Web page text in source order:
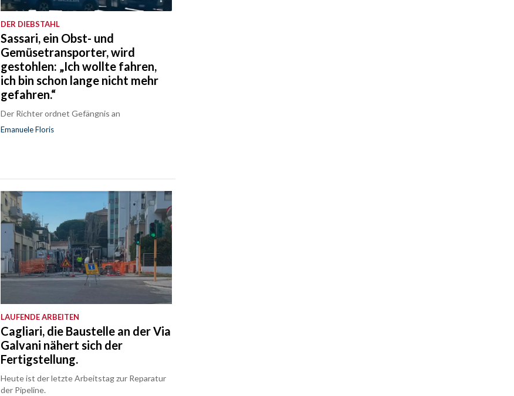
DER DIEBSTAHL
Sassari, ein Obst- und
Gemüsetransporter, wird
gestohlen: „Ich wollte fahren,
ich bin schon lange nicht mehr
gefahren.“
Der Richter ordnet Gefängnis an
Emanuele Floris
LAUFENDE ARBEITEN
Cagliari, die Baustelle an der Via
Galvani nähert sich der
Fertigstellung.
Heute ist der letzte Arbeitstag zur Reparatur
der Pipeline.